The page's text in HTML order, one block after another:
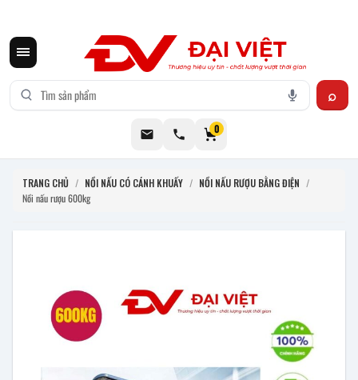
0
TRANG CHỦ / NỒI NẤU CÓ CÁNH KHUẤY / NỒI NẤU RƯỢU BẰNG ĐIỆN /
Nồi nấu rượu 600kg